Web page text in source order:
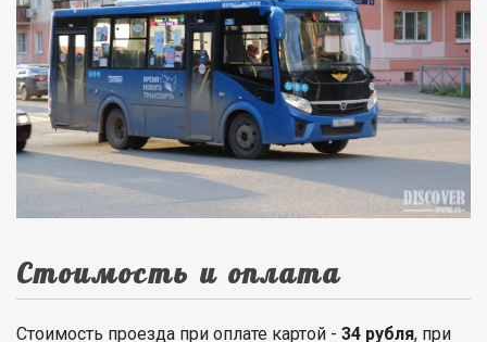
Стоимость и оплата
Стоимость проезда при оплате картой - 34 рубля, при